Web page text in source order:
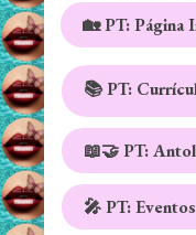
🏡 PT: Página
📚 PT:
📖🤝 PT:
🎤 PT: